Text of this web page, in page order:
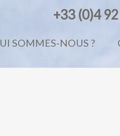
+33 (0)4
QUI SOMMES-NOUS ?